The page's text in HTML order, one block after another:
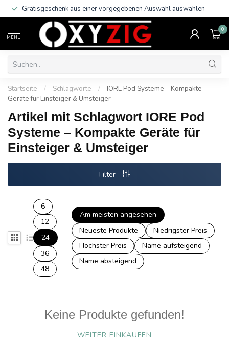
Gratisgeschenk aus einer vorgegebenen Auswahl auswählen
MENU
0
Startseite / Schlagworte /
IORE Pod Systeme – Kompakte
Geräte für Einsteiger & Umsteiger
Artikel mit Schlagwort IORE Pod
Systeme – Kompakte Geräte für
Einsteiger & Umsteiger
Filter
6
12
24
36
48
Am meisten angesehen
Neueste Produkte
Niedrigster Preis
Höchster Preis
Name aufsteigend
Name absteigend
Keine Produkte gefunden!
WEITER EINKAUFEN